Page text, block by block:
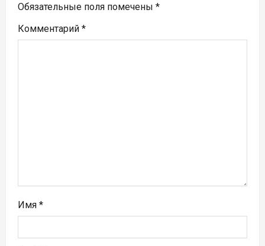
п
о
я
м
Обязательные поля помечены *
Комментарий *
Имя *